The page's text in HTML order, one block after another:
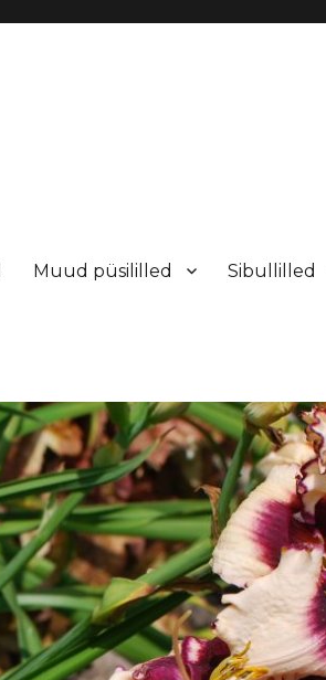
Muud püsililled Sibullilled